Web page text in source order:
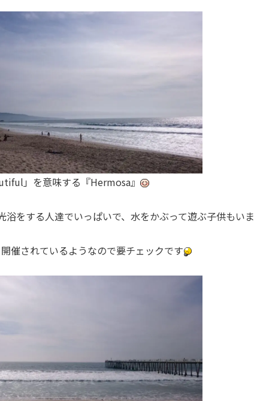
」を意味する『Hermosa』
浴をする人達でいっぱいで、水をかぶって遊ぶ子供もい
催されているようなので要チェックです